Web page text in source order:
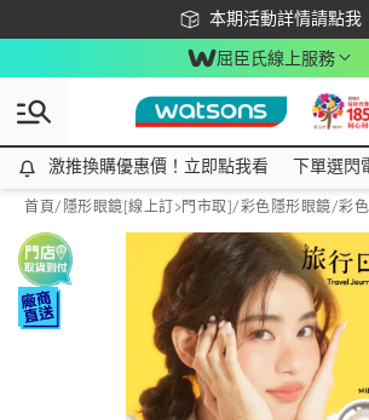
本期活動詳情請點我
下載app最高回饋$350
屈臣氏線上服務
激推換購優惠價！立即點我看
激推換購優惠價！立即點我看 下單選閃
首頁/ 隱形眼鏡[線上訂>門市取]/彩色隱形眼鏡/彩